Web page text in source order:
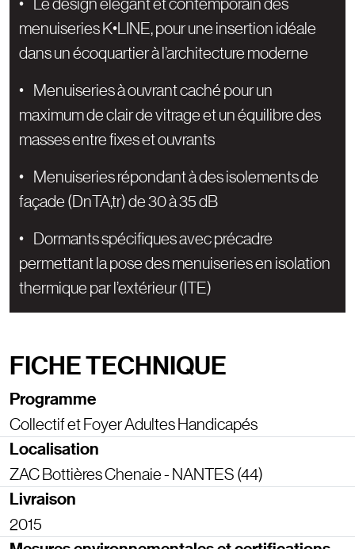
menuiseries K•LINE, pour une insertion idéale
dans un écoquartier à l’architecture moderne
• Menuiseries à ouvrant caché pour un
maximum de clair de vitrage et un équilibre des
masses entre fixes et ouvrants
• Menuiseries répondant à des isolements de
façade (DnTA,tr) de 30 à 35 dB
• Dormants spécifiques avec précadre
permettant la pose des menuiseries en isolation
thermique par l’extérieur (ITE)
FICHE TECHNIQUE
Programme
Collectif et Foyer Adultes Handicapés
Localisation
ZAC Bottières Chenaie - NANTES (44)
Livraison
2015